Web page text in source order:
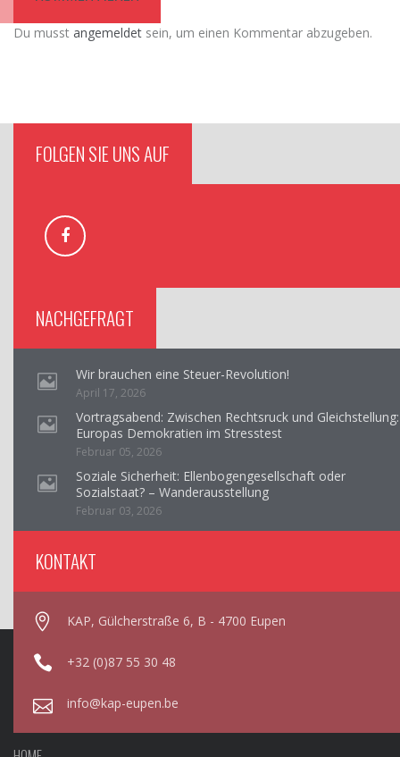
Du musst angemeldet sein, um einen Kommentar abzugeben.
FOLGEN SIE UNS AUF
NACHGEFRAGT
Wir brauchen eine Steuer-Revolution!
April 17, 2026
Vortragsabend: Zwischen Rechtsruck und Gleichstellung:
Europas Demokratien im Stresstest
Februar 05, 2026
Soziale Sicherheit: Ellenbogengesellschaft oder
Sozialstaat? – Wanderausstellung
Februar 03, 2026
KONTAKT
KAP, Gülcherstraße 6, B - 4700 Eupen
+32 (0)87 55 30 48
info@kap-eupen.be